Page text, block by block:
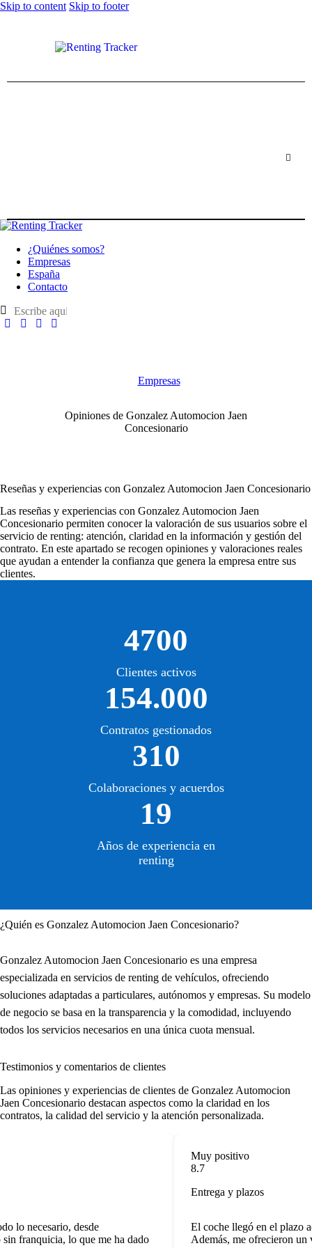
Skip to content Skip to footer
¿Quiénes somos?
Empresas
España
Contacto
Empresas
Opiniones de Gonzalez Automocion Jaen
Concesionario
Reseñas y experiencias con Gonzalez Automocion Jaen Concesionario
Las reseñas y experiencias con Gonzalez Automocion Jaen
Concesionario permiten conocer la valoración de sus usuarios sobre el
servicio de renting: atención, claridad en la información y gestión del
contrato. En este apartado se recogen opiniones y valoraciones reales
que ayudan a entender la confianza que genera la empresa entre sus
clientes.
4700
Clientes activos
154.000
Contratos gestionados
310
Colaboraciones y acuerdos
19
Años de experiencia en
renting
¿Quién es Gonzalez Automocion Jaen Concesionario?
Gonzalez Automocion Jaen Concesionario es una empresa
especializada en servicios de renting de vehículos, ofreciendo
soluciones adaptadas a particulares, autónomos y empresas. Su modelo
de negocio se basa en la transparencia y la comodidad, incluyendo
todos los servicios necesarios en una única cuota mensual.
Testimonios y comentarios de clientes
Las opiniones y experiencias de clientes de Gonzalez Automocion
Jaen Concesionario destacan aspectos como la claridad en los
contratos, la calidad del servicio y la atención personalizada.
lo necesario, desde
franquicia, lo que me ha dado
Muy positivo
8.7
Entrega y plazos
El coche llegó en el plazo
Además, me ofrecieron un